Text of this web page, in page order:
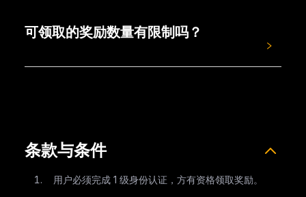
可领取的奖励数量有限制吗？
条款与条件
用户必须完成 1 级身份认证，方有资格领取奖励。